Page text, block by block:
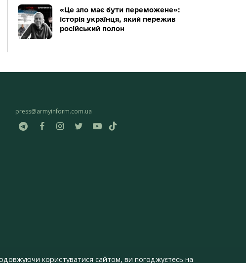
«Це зло має бути переможене»:
історія українця, який пережив
російський полон
press@armyinform.com.ua
користуватися сайтом, ви погоджуєтесь на